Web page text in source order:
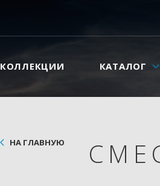
КОЛЛЕКЦИИ КАТАЛОГ
НА ГЛАВНУЮ